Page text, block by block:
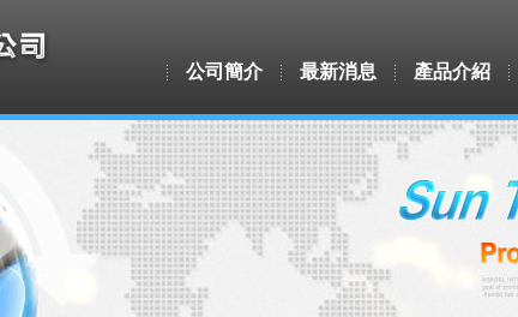
公司簡介 最新消息 產品介紹